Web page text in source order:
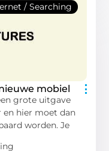
/ Searching
mobiel
grote uitgave
en hier moet dan
worden. Je